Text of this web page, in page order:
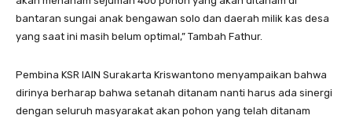
bantaran sungai anak bengawan solo dan daerah milik kas desa
yang saat ini masih belum optimal,” Tambah Fathur.
Pembina KSR IAIN Surakarta Kriswantono menyampaikan bahwa
dirinya berharap bahwa setanah ditanam nanti harus ada sinergi
dengan seluruh masyarakat akan pohon yang telah ditanam